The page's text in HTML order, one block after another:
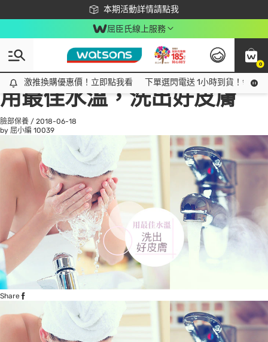
本期活動詳情請點我
下載app最高回饋$350
屈臣氏線上服務
0
激推換購優惠價！立即點我看
激推換購優惠價！立即點我看 下單選閃電送 1小時到貨！領神
All
話題趨勢
用最佳水溫，洗出好皮膚
臉部保養 / 2018-06-18
by 屈小編 10039
Share